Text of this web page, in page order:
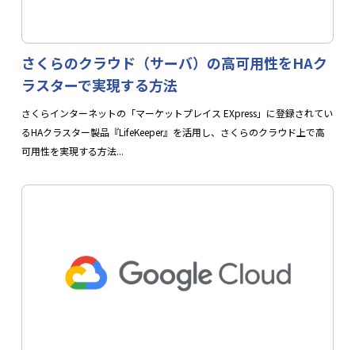
さくらのクラウド（サーバ）の高可用性をHAク
ラスターで実現する方法
さくらインターネットの「マーケットプレイス EXpress」に登録されてい
るHAクラスター製品『LifeKeeper』を活用し、さくらのクラウド上で高
可用性を実現する方法...